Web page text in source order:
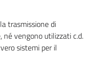
trasmissione di
né vengono utilizzati c.d.
sistemi per il